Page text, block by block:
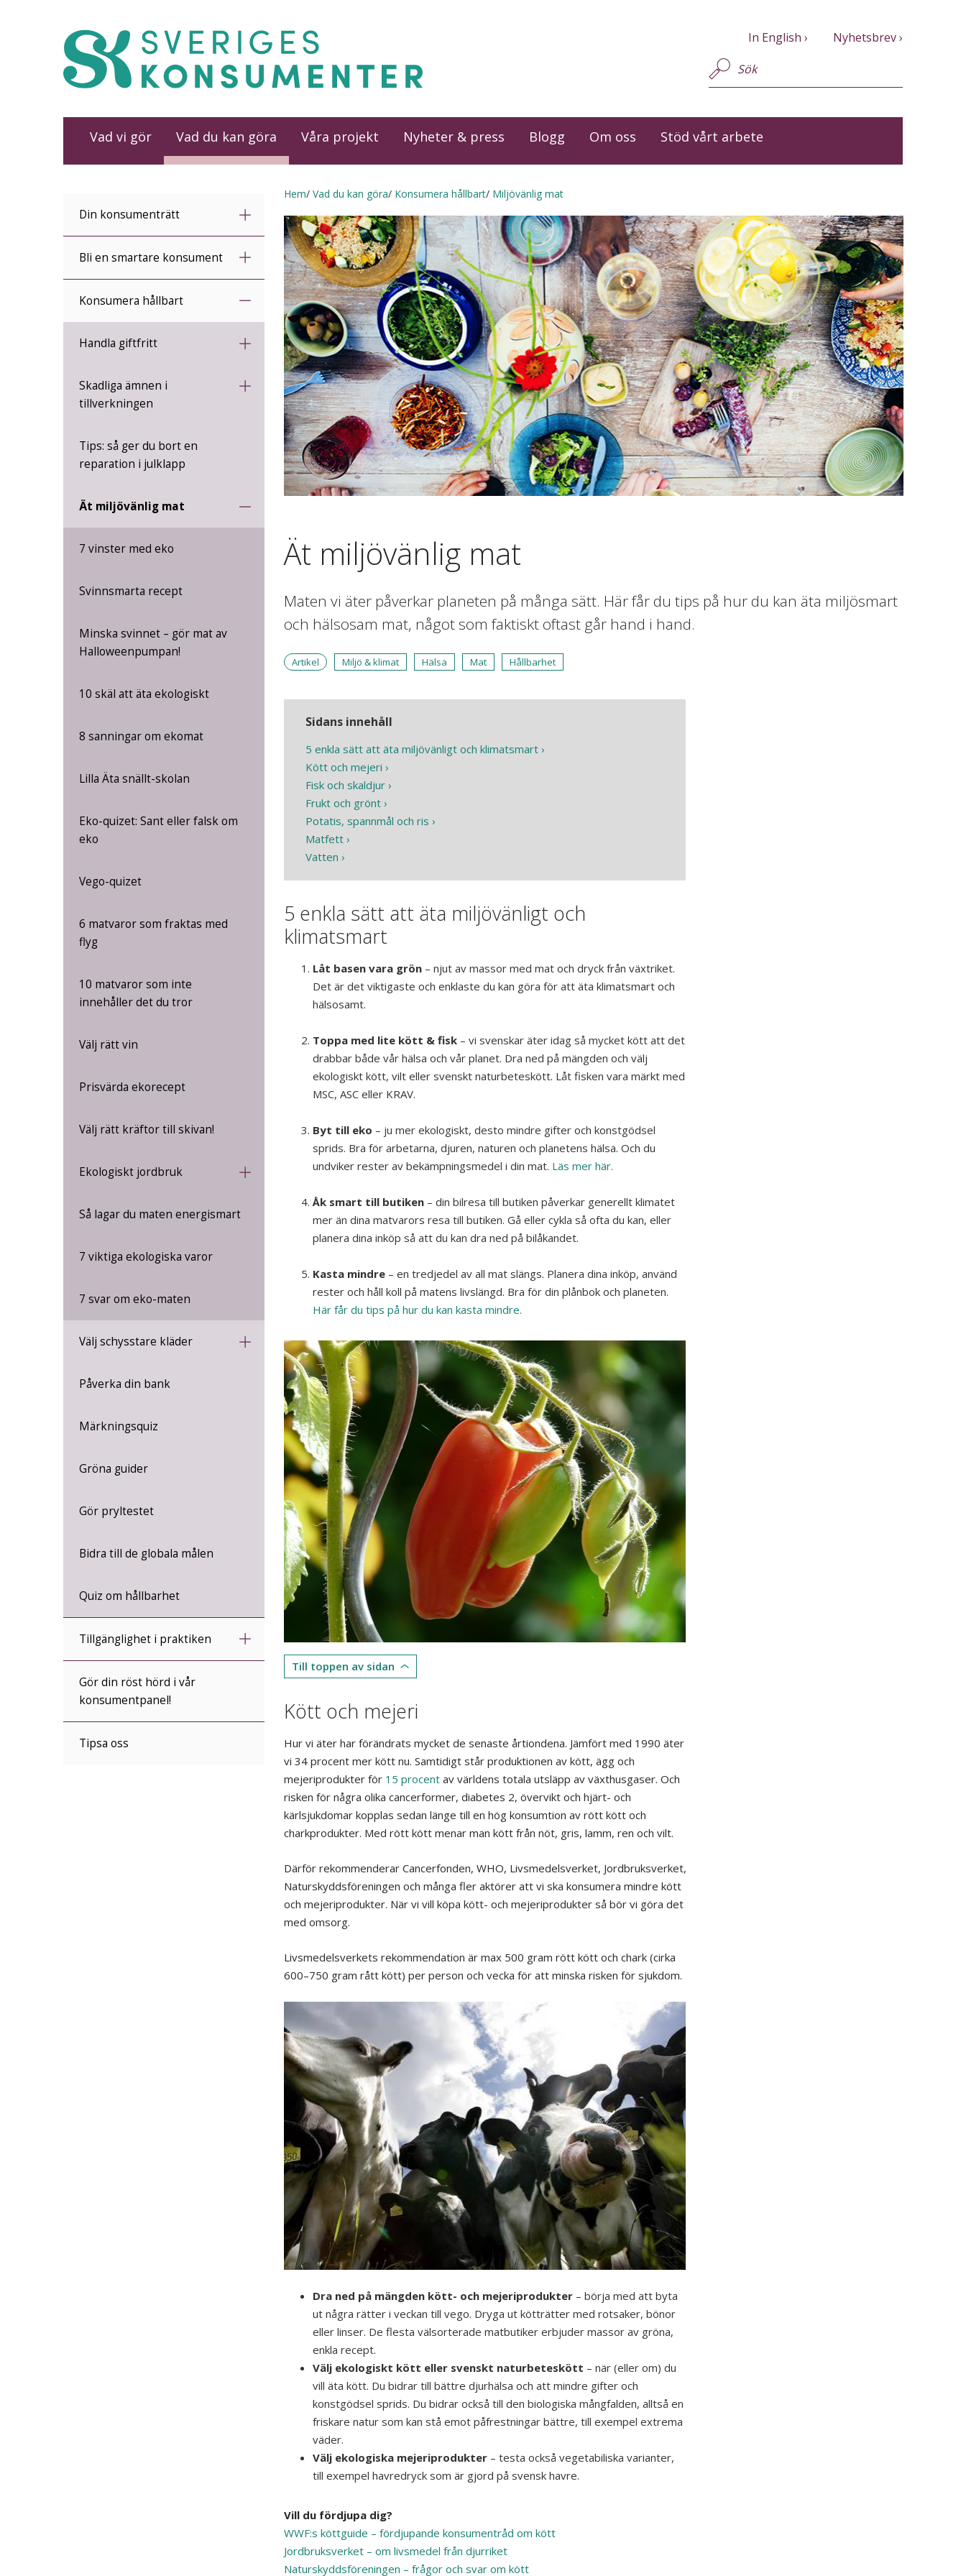
Vad vi gör Vad du kan göra
Din konsumenträtt
Bli en smartare konsument
Konsumera hållbart
Handla giftfritt
Skadliga ämnen i
tillverkningen
Tips: så ger du bort en
reparation i julklapp
Ät miljövänlig mat
7 vinster med eko
Svinnsmarta recept
Minska svinnet – gör mat av
Halloweenpumpan!
10 skäl att äta ekologiskt
8 sanningar om ekomat
Lilla Äta snällt-skolan
Eko-quizet: Sant eller falsk om
eko
Vego-quizet
6 matvaror som fraktas med
flyg
10 matvaror som inte
innehåller det du tror
Välj rätt vin
Prisvärda ekorecept
Välj rätt kräftor till skivan!
Ekologiskt jordbruk
Så lagar du maten energismart
7 viktiga ekologiska varor
7 svar om eko-maten
Välj schysstare kläder
Påverka din bank
Märkningsquiz
Gröna guider
Gör pryltestet
Bidra till de globala målen
Quiz om hållbarhet
Tillgänglighet i praktiken
Gör din röst hörd i vår
konsumentpanel!
Tipsa oss
Våra projekt Nyheter & press Blogg Om oss Stöd vårt arbete
In English Nyhetsbrev
Hem Vad du kan göra Konsumera hållbart Miljövänlig mat
Ät miljövänlig mat
Maten vi äter påverkar planeten på många sätt. Här får du tips på hur du kan äta miljösmart
och hälsosam mat, något som faktiskt oftast går hand i hand.
Artikel Miljö & klimat Hälsa Mat Hållbarhet
Sidans innehåll
5 enkla sätt att äta miljövänligt och klimatsmart
Kött och mejeri
Fisk och skaldjur
Frukt och grönt
Potatis, spannmål och ris
Matfett
Vatten
5 enkla sätt att äta miljövänligt och
klimatsmart
Låt basen vara grön– njut av massor med mat och dryck från växtriket.
Det är det viktigaste och enklaste du kan göra för att äta klimatsmart och
hälsosamt.
Toppa med lite kött & fisk– vi svenskar äter idag så mycket kött att det
drabbar både vår hälsa och vår planet. Dra ned på mängden och välj
ekologiskt kött, vilt eller svenskt naturbeteskött. Låt fisken vara märkt med
MSC, ASC eller KRAV.
Byt till eko – ju mer ekologiskt, desto mindre gifter och konstgödsel
sprids. Bra för arbetarna, djuren, naturen och planetens hälsa. Och du
undviker rester av bekämpningsmedel i din mat. Läs mer här.
Åk smart till butiken– din bilresa till butiken påverkar generellt klimatet
mer än dina matvarors resa till butiken. Gå eller cykla så ofta du kan, eller
planera dina inköp så att du kan dra ned på bilåkandet.
Kasta mindre– en tredjedel av all mat slängs. Planera dina inköp, använd
rester och håll koll på matens livslängd. Bra för din plånbok och planeten.
Här får du tips på hur du kan kasta mindre.
Till toppen av sidan
Kött och mejeri
Hur vi äter har förändrats mycket de senaste årtiondena. Jämfört med 1990 äter
vi 34 procent mer kött nu. Samtidigt står produktionen av kött, ägg och
mejeriprodukter för 15 procentav världens totala utsläpp av växthusgaser. Och
risken för några olika cancerformer, diabetes 2, övervikt och hjärt- och
kärlsjukdomar kopplas sedan länge till en hög konsumtion av rött kött och
charkprodukter. Med rött kött menar man kött från nöt, gris, lamm, ren och vilt.
Därför rekommenderar Cancerfonden, WHO, Livsmedelsverket, Jordbruksverket,
Naturskyddsföreningen och många fler aktörer att vi ska konsumera mindre kött
och mejeriprodukter. När vi vill köpa kött- och mejeriprodukter så bör vi göra det
med omsorg.
Livsmedelsverkets rekommendation är max 500 gram rött kött och chark (cirka
600–750 gram rått kött) per person och vecka för att minska risken för sjukdom.
Dra ned på mängden kött- och mejeriprodukter– börja med att byta
ut några rätter i veckan till vego. Dryga ut kötträtter med rotsaker, bönor
eller linser. De flesta välsorterade matbutiker erbjuder massor av gröna,
enkla recept.
Välj ekologiskt kött eller svenskt naturbeteskött – när (eller om) du
vill äta kött. Du bidrar till bättre djurhälsa och att mindre gifter och
konstgödsel sprids. Du bidrar också till den biologiska mångfalden, alltså en
friskare natur som kan stå emot påfrestningar bättre, till exempel extrema
väder.
Välj ekologiska mejeriprodukter– testa också vegetabiliska varianter,
till exempel havredryck som är gjord på svensk havre.
Vill du fördjupa dig?
WWF:s köttguide – fördjupande konsumentråd om kött
Jordbruksverket – om livsmedel från djurriket
Naturskyddsföreningen – frågor och svar om kött